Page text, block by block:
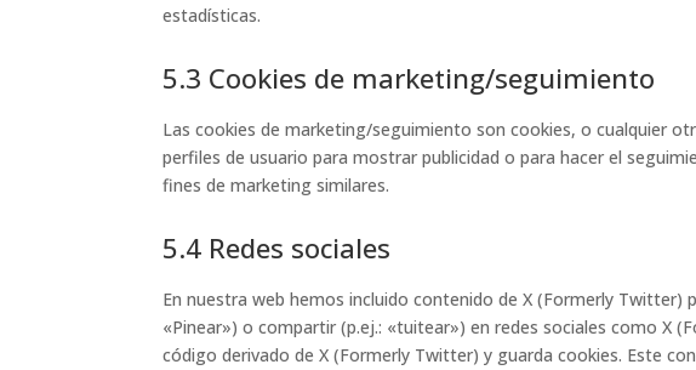
estadísticas.
5.3 Cookies de marketing/seguimiento
Las cookies de marketing/seguimiento son cookies, o cualquier
perfiles de usuario para mostrar publicidad o para hacer el
fines de marketing similares.
5.4 Redes sociales
En nuestra web hemos incluido contenido de X (Formerly Twitter)
«Pinear») o compartir (p.ej.: «tuitear») en redes sociales como X
código derivado de X (Formerly Twitter) y guarda cookies. Este